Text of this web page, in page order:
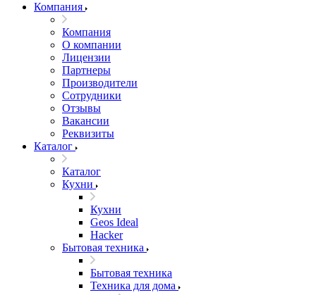
Компания
Компания
О компании
Лицензии
Партнеры
Производители
Сотрудники
Отзывы
Вакансии
Реквизиты
Каталог
Каталог
Кухни
Кухни
Geos Ideal
Hacker
Бытовая техника
Бытовая техника
Техника для дома